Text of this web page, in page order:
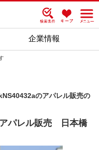
企業情報
のアパレル販売の
アパレル販売 日本橋